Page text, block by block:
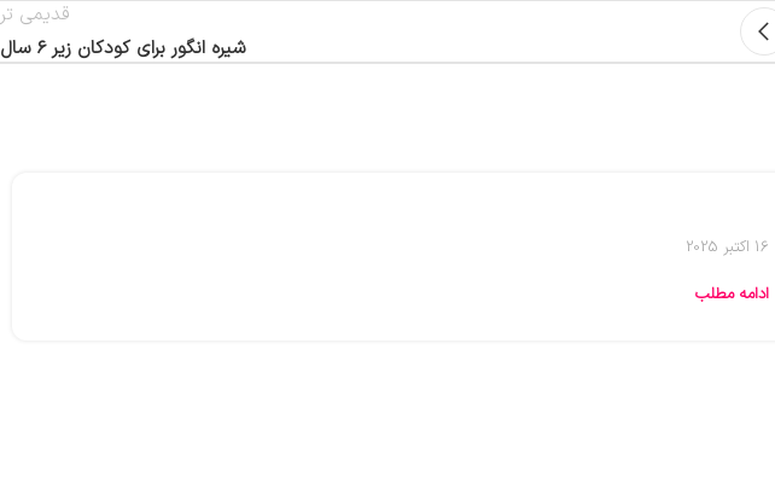
قدیمی تر
شیره انگور برای کودکان زیر 6 سال
16 اکتبر 2025
ادامه مطلب